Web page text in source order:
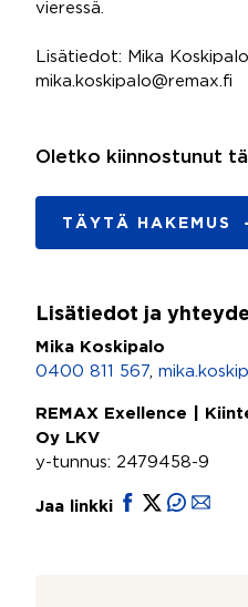
vieressä.
Lisätiedot: Mika
mika.koskipalo@remax.fi
Oletko kiinnostunut
TÄYTÄ HAKEMUS
Lisätiedot ja
Mika Koskipalo
0400 811 567
REMAX Exellence |
Oy LKV
y-tunnus: 2479458-9
Jaa linkki